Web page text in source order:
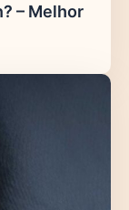
– Melhor